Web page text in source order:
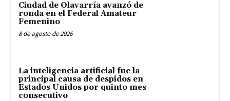
Ciudad de Olavarría avanzó de
ronda en el Federal Amateur
Femenino
8 de agosto de 2026
La inteligencia artificial fue la
principal causa de despidos en
Estados Unidos por quinto mes
consecutivo